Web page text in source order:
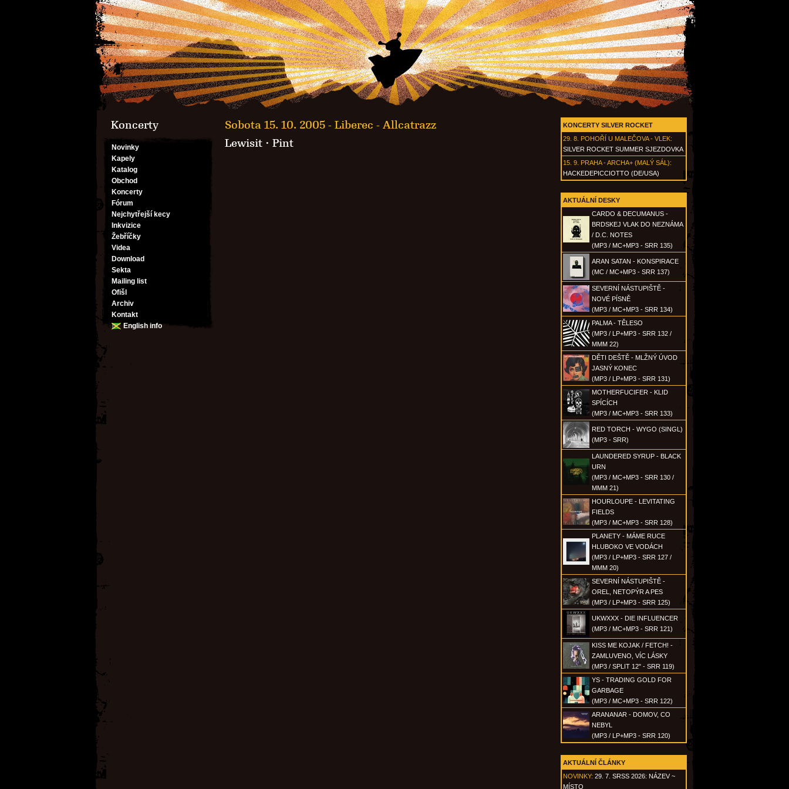
Koncerty
Novinky
Kapely
Katalog
Obchod
Koncerty
Fórum
Nejchytřejší kecy
Inkvizice
Žebříčky
Videa
Download
Sekta
Mailing list
Ofišl
Archiv
Kontakt
English info
KONCERTY SILVER ROCKET
29. 8. POHOŘÍ U MALEČOVA - VLEK:
SILVER ROCKET SUMMER SJEZDOVKA
15. 9. PRAHA - ARCHA+ (MALÝ SÁL):
HACKEDEPICCIOTTO (DE/USA)
AKTUÁLNÍ DESKY
CARDO & DECUMANUS -
BRDSKEJ VLAK DO NEZNÁMA
/ D.C. NOTES
(MP3 / MC+MP3 - SRR 135)
ARAN SATAN - KONSPIRACE
(MC / MC+MP3 - SRR 137)
SEVERNÍ NÁSTUPIŠTĚ -
NOVÉ PÍSNĚ
(MP3 / MC+MP3 - SRR 134)
PALMA - TĚLESO
(MP3 / LP+MP3 - SRR 132 /
MMM 22)
DĚTI DEŠTĚ - MLŽNÝ ÚVOD
JASNÝ KONEC
(MP3 / LP+MP3 - SRR 131)
MOTHERFUCIFER - KLID
SPÍCÍCH
(MP3 / MC+MP3 - SRR 133)
RED TORCH - WYGO (SINGL)
(MP3 - SRR)
LAUNDERED SYRUP - BLACK
URN
(MP3 / MC+MP3 - SRR 130 /
MMM 21)
HOURLOUPE - LEVITATING
FIELDS
(MP3 / MC+MP3 - SRR 128)
PLANETY - MÁME RUCE
HLUBOKO VE VODÁCH
(MP3 / LP+MP3 - SRR 127 /
MMM 20)
SEVERNÍ NÁSTUPIŠTĚ -
OREL, NETOPÝR A PES
(MP3 / LP+MP3 - SRR 125)
UKWXXX - DIE INFLUENCER
(MP3 / MC+MP3 - SRR 121)
KISS ME KOJAK / FETCH! -
ZAMLUVENO, VÍC LÁSKY
(MP3 / SPLIT 12" - SRR 119)
YS - TRADING GOLD FOR
GARBAGE
(MP3 / MC+MP3 - SRR 122)
ARANANAR - DOMOV, CO
NEBYL
(MP3 / LP+MP3 - SRR 120)
AKTUÁLNÍ ČLÁNKY
NOVINKY: 29. 7. SRSS 2026: NÁZEV ~
MÍSTO
Sobota 15. 10. 2005 - Liberec - Allcatrazz
Lewisit · Pint